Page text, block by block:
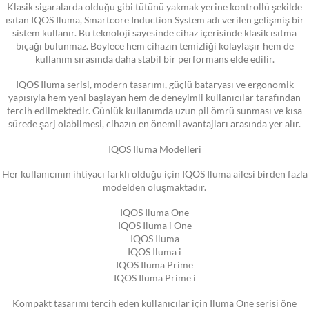
Klasik sigaralarda olduğu gibi tütünü yakmak yerine kontrollü şekilde
ısıtan IQOS Iluma, Smartcore Induction System adı verilen gelişmiş bir
sistem kullanır. Bu teknoloji sayesinde cihaz içerisinde klasik ısıtma
bıçağı bulunmaz. Böylece hem cihazın temizliği kolaylaşır hem de
kullanım sırasında daha stabil bir performans elde edilir.
IQOS Iluma serisi, modern tasarımı, güçlü bataryası ve ergonomik
yapısıyla hem yeni başlayan hem de deneyimli kullanıcılar tarafından
tercih edilmektedir. Günlük kullanımda uzun pil ömrü sunması ve kısa
sürede şarj olabilmesi, cihazın en önemli avantajları arasında yer alır.
IQOS Iluma Modelleri
Her kullanıcının ihtiyacı farklı olduğu için IQOS Iluma ailesi birden fazla
modelden oluşmaktadır.
IQOS Iluma One
IQOS Iluma i One
IQOS Iluma
IQOS Iluma i
IQOS Iluma Prime
IQOS Iluma Prime i
Kompakt tasarımı tercih eden kullanıcılar için Iluma One serisi öne